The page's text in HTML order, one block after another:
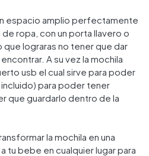
espacio amplio perfectamente
ropa, con un porta llavero o
lograras no tener que dar
A su vez la mochila
usb el cual sirve para poder
para poder tener
que guardarlo dentro de la
la mochila en una
tu bebe en cualquier lugar para